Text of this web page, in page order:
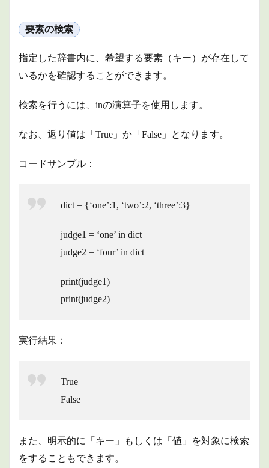
て取
得
1.7
のコ
1.8
ラブ
ェク
書を
作成
まと
要素の検索
指定した辞書内に、希望する要素（キー）が存在して
いるかを確認することができます。
検索を行うには、inの演算子を使用します。
なお、返り値は「True」か「False」となります。
コードサンプル：
dict = {‘one’:1, ‘two’:2, ‘three’:3}
judge1 = ‘one’ in dict
judge2 = ‘four’ in dict
print(judge1)
print(judge2)
実行結果：
True
False
また、明示的に「キー」もしくは「値」を対象に検索
をすることもできます。